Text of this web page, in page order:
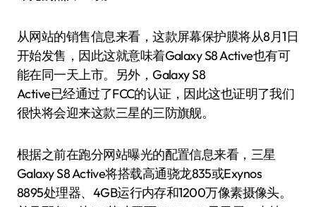
从网站的销售信息来看，这款屏幕保护膜将从8月1日
开始发售，因此这就意味着Galaxy S8 Active也有可
能在同一天上市。另外，Galaxy S8
Active已经通过了FCC的认证，因此这也证明了我们
很快将会迎来这款三星的三防旗舰。
根据之前在跑分网站曝光的配置信息来看，三星
Galaxy S8 Active将搭载高通骁龙835或Exynos
8895处理器、4GB运行内存和1200万像素摄像头。